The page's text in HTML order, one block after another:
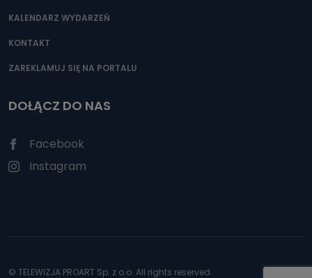
KALENDARZ WYDARZEŃ
KONTAKT
ZAREKLAMUJ SIĘ NA PORTALU
DOŁĄCZ DO NAS
Facebook
Instagram
© TELEWIZJA PROART Sp. z o.o. All rights reserved.